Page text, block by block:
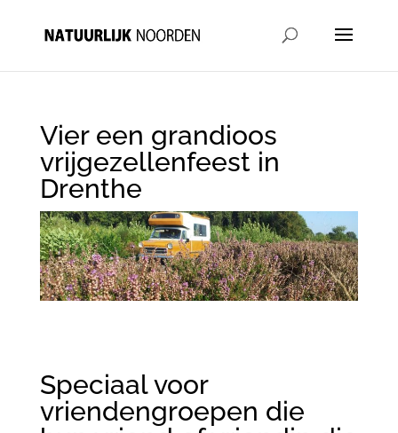
Vier een grandioos
vrijgezellenfeest in
Drenthe
Speciaal voor
vriendengroepen die